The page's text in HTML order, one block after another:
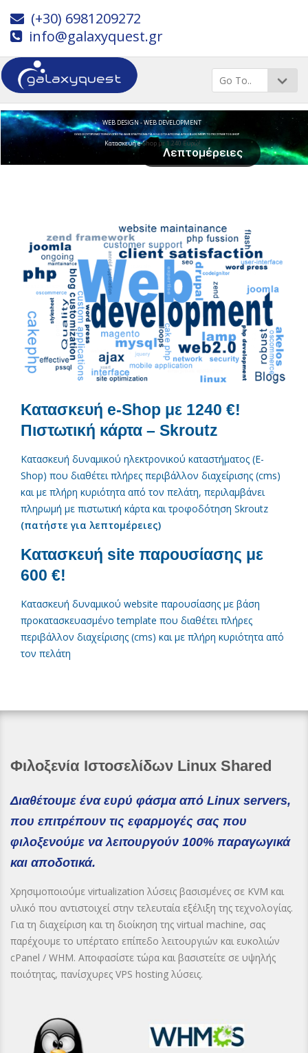
(+30) 6981209272
info@galaxyquest.gr
WEB DESIGN - WEB DEVELOPMENT
ΟΛΕΣ ΟΙ ΣΥΓΧΡΟΝΕΣ ΤΕΧΝΟΛΟΓΙΕΣ ΓΙΑ ΚΑΘΕ ΕΠΑΓΓΕΛΜΑΤΙΑ Η ΙΔΙΩΤΗ ΑΠΟ ΕΝΑ ΑΠΛΟ BLOG ΜΕΧΡΙ ΤΟ ΠΙΟ ΣΥΝΘΕΤΟ E-SHOP
Κατασκευή e-Shop με 1.240 Ευρώ!
Λεπτομέρειες
Κατασκευή e-Shop με 1240 €!
Πιστωτική κάρτα – Skroutz
Κατασκευή δυναμικού ηλεκτρονικού καταστήματος (E-
Shop) που διαθέτει πλήρες περιβάλλον διαχείρισης (cms)
και με πλήρη κυριότητα από τον πελάτη, περιλαμβάνει
πληρωμή με πιστωτική κάρτα και τροφοδότηση Skroutz
(πατήστε για λεπτομέρειες)
Κατασκευή site παρουσίασης με
600 €!
Κατασκευή δυναμικού website παρουσίασης με βάση
προκατασκευασμένο template που διαθέτει πλήρες
περιβάλλον διαχείρισης (cms) και με πλήρη κυριότητα από
τον πελάτη
Φιλοξενία Ιστοσελίδων Linux Shared
Διαθέτουμε ένα ευρύ φάσμα από Linux servers,
που επιτρέπουν τις εφαρμογές σας που
φιλοξενούμε να λειτουργούν 100% παραγωγικά
και αποδοτικά.
Χρησιμοποιούμε virtualization λύσεις βασισμένες σε KVM και
υλικό που αντιστοιχεί στην τελευταία εξέλιξη της τεχνολογίας.
Για τη διαχείριση και τη διοίκηση της virtual machine, σας
παρέχουμε το υπέρτατο επίπεδο λειτουργιών και ευκολιών
cPanel / WHM. Αποφασίστε τώρα και βασιστείτε σε υψηλής
ποιότητας, πανίσχυρες VPS hosting λύσεις.